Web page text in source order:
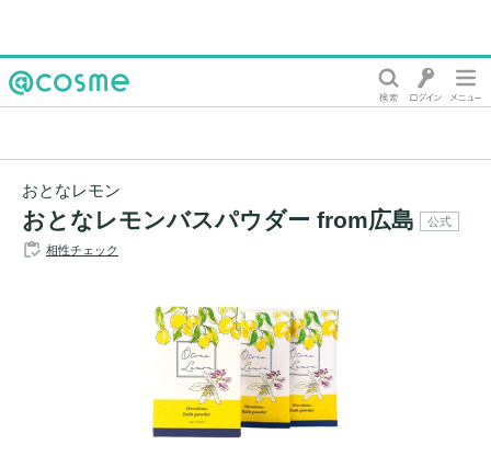
おとなレモン
おとなレモンバスパウダー from広島 公式
相性チェック